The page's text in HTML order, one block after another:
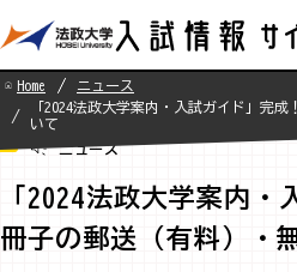
Home
ニュース
「2024法政大学案内・入試ガイド」完
いて
ニュース
「2024法政大学案内・
冊子の郵送（有料）・